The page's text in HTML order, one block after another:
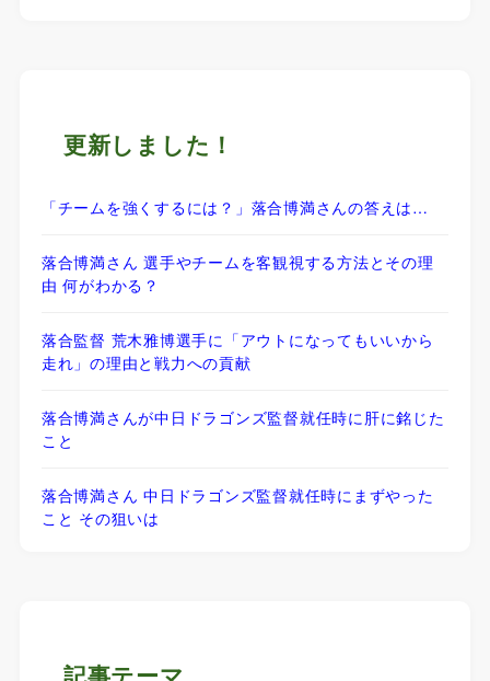
更新しました！
「チームを強くするには？」落合博満さんの答えは…
落合博満さん 選手やチームを客観視する方法とその理
由 何がわかる？
落合監督 荒木雅博選手に「アウトになってもいいから
走れ」の理由と戦力への貢献
落合博満さんが中日ドラゴンズ監督就任時に肝に銘じた
こと
落合博満さん 中日ドラゴンズ監督就任時にまずやった
こと その狙いは
記事テーマ